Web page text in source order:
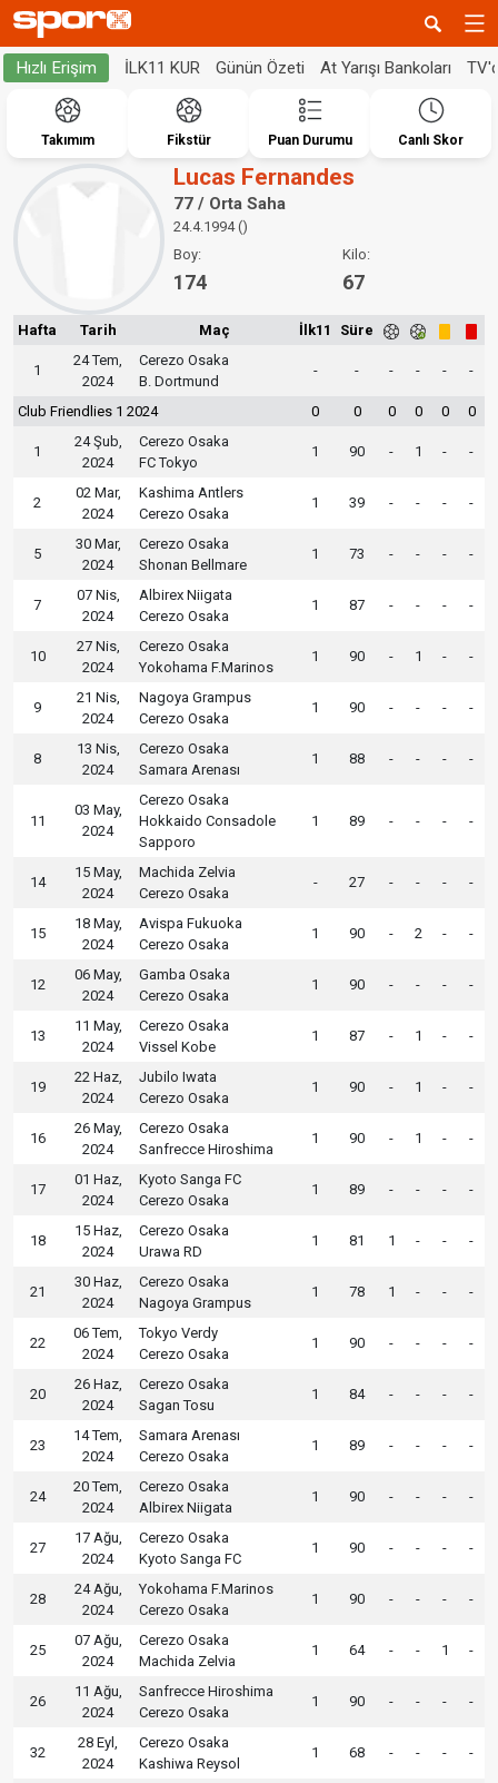
Hızlı Erişim İLK11 KUR Günün Özeti At Yarışı Bankoları
Takımım Fikstür Puan Durumu Canlı Skor
Lucas Fernandes
77 / Orta Saha
24.4.1994 ()
Boy:
174
Kilo:
67
Hafta Tarih Maç İlk11 Süre
1
24 Tem,
2024
Cerezo Osaka
B. Dortmund
- - - - - -
Club Friendlies 1 2024 0 0 0 0 0 0
1
24 Şub,
2024
Cerezo Osaka
FC Tokyo
1 90 - 1 - -
2
02 Mar,
2024
Kashima Antlers
Cerezo Osaka
1 39 - - - -
5
30 Mar,
2024
Cerezo Osaka
Shonan Bellmare
1 73 - - - -
7
07 Nis,
2024
Albirex Niigata
Cerezo Osaka
1 87 - - - -
10
27 Nis,
2024
Cerezo Osaka
Yokohama F.Marinos
1 90 - 1 - -
9
21 Nis,
2024
Nagoya Grampus
Cerezo Osaka
1 90 - - - -
8
13 Nis,
2024
Cerezo Osaka
Samara Arenası
1 88 - - - -
11
03 May,
2024
Cerezo Osaka
Hokkaido Consadole
Sapporo
1 89 - - - -
14
15 May,
2024
Machida Zelvia
Cerezo Osaka
- 27 - - - -
15
18 May,
2024
Avispa Fukuoka
Cerezo Osaka
1 90 - 2 - -
12
06 May,
2024
Gamba Osaka
Cerezo Osaka
1 90 - - - -
13
11 May,
2024
Cerezo Osaka
Vissel Kobe
1 87 - 1 - -
19
22 Haz,
2024
Jubilo Iwata
Cerezo Osaka
1 90 - 1 - -
16
26 May,
2024
Cerezo Osaka
Sanfrecce Hiroshima
1 90 - 1 - -
17
01 Haz,
2024
Kyoto Sanga FC
Cerezo Osaka
1 89 - - - -
18
15 Haz,
2024
Cerezo Osaka
Urawa RD
1 81 1 - - -
21
30 Haz,
2024
Cerezo Osaka
Nagoya Grampus
1 78 1 - - -
22
06 Tem,
2024
Tokyo Verdy
Cerezo Osaka
1 90 - - - -
20
26 Haz,
2024
Cerezo Osaka
Sagan Tosu
1 84 - - - -
23
14 Tem,
2024
Samara Arenası
Cerezo Osaka
1 89 - - - -
24
20 Tem,
2024
Cerezo Osaka
Albirex Niigata
1 90 - - - -
27
17 Ağu,
2024
Cerezo Osaka
Kyoto Sanga FC
1 90 - - - -
28
24 Ağu,
2024
Yokohama F.Marinos
Cerezo Osaka
1 90 - - - -
25
07 Ağu,
2024
Cerezo Osaka
Machida Zelvia
1 64 - - 1 -
26
11 Ağu,
2024
Sanfrecce Hiroshima
Cerezo Osaka
1 90 - - - -
32
28 Eyl,
2024
Cerezo Osaka
Kashiwa Reysol
1 68 - - - -